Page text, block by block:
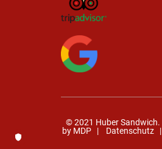
© 2021 Huber
by MDP| Datenschutz